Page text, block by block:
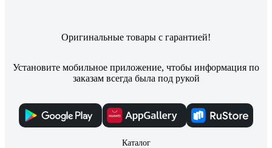
Оригинальные товары с гарантией!
Установите мобильное приложение, чтобы информация по
заказам всегда была под рукой
Каталог